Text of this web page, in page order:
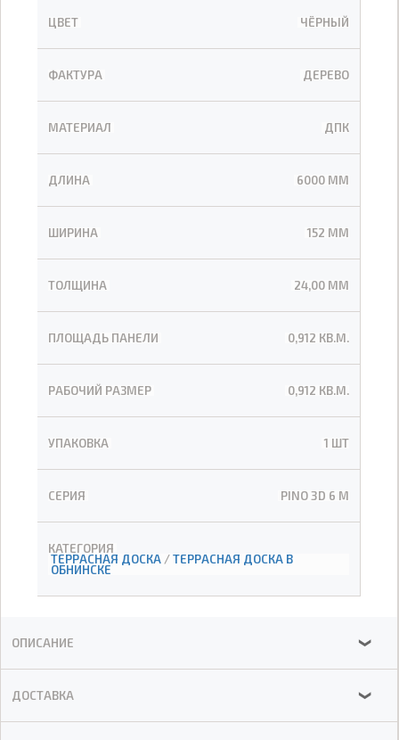
ЦВЕТ ЧЁРНЫЙ
ФАКТУРА ДЕРЕВО
МАТЕРИАЛ ДПК
ДЛИНА 6000 ММ
ШИРИНА 152 ММ
ТОЛЩИНА 24,00 ММ
ПЛОЩАДЬ ПАНЕЛИ 0,912 КВ.М.
РАБОЧИЙ РАЗМЕР 0,912 КВ.М.
УПАКОВКА 1 ШТ
СЕРИЯ PINO 3D 6 М
КАТЕГОРИЯ
ТЕРРАСНАЯ ДОСКА /ТЕРРАСНАЯ ДОСКА В
ОБНИНСКЕ
ОПИСАНИЕ ❯
ДОСТАВКА ❯